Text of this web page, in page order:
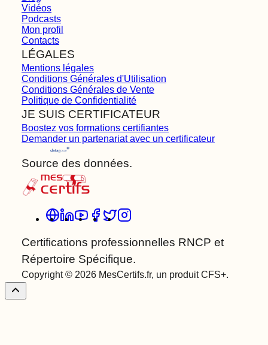
Vidéos
Podcasts
Mon profil
Contacts
LÉGALES
Mentions légales
Conditions Générales d'Utilisation
Conditions Générales de Vente
Politique de Confidentialité
JE SUIS CERTIFICATEUR
Boostez vos formations certifiantes
Demander un partenariat avec un certificateur
Source des données.
Certifications professionnelles RNCP et
Répertoire Spécifique.
Copyright © 2026 MesCertifs.fr, un produit CFS+.